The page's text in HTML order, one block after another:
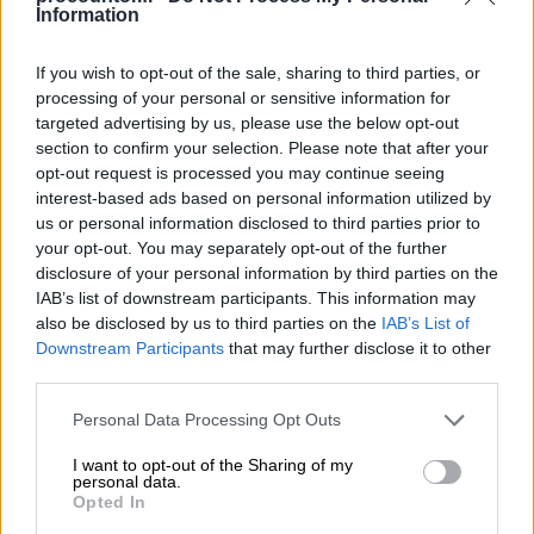
Information
If you wish to opt-out of the sale, sharing to third parties, or
processing of your personal or sensitive information for
targeted advertising by us, please use the below opt-out
section to confirm your selection. Please note that after your
opt-out request is processed you may continue seeing
interest-based ads based on personal information utilized by
us or personal information disclosed to third parties prior to
your opt-out. You may separately opt-out of the further
disclosure of your personal information by third parties on the
IAB’s list of downstream participants. This information may
also be disclosed by us to third parties on the IAB’s List of
Downstream Participants that may further disclose it to other
Please note that this website/app uses one or more Google
not limited to your visit or usage behaviour. You may click to
grant or deny consent to Google and its third-party tags to
use your data for below specified purposes in below Google
Personal Data Processing Opt Outs
I want to opt-out of the Sharing of my
personal data.
Opted In
tarvitse hakea erillisistä raportointiratkaisuista
Diffo sopii kaikenkokoisille yrityksille toimialasta
riippumatta!
Ominaisuudet
Raportointi - tiedot yhdeltä näkymältä
Tietoja kuljettajien, kaluston ja reitityksen
Raportit päivittyvät automaattisesti tehtävistä
kerättyjen tietojen mukaan.